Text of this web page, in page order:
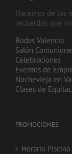
Hacemos de los
recuerdos que
Bodas Valencia
Salón
Celebraciones
Eventos de
Nochevieja en
Clases de
PROMOCIONES
Horario